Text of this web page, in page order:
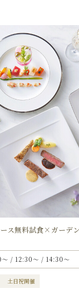
ース無料試食×ガーデ
/ 12:30〜 / 14:30〜
土日祝開催